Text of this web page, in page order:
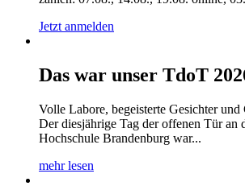
Jetzt anmelden
Das war unser TdoT
Volle Labore, begeisterte Gesichter und
Der diesjährige Tag der offenen Tür an
Hochschule Brandenburg war...
mehr lesen